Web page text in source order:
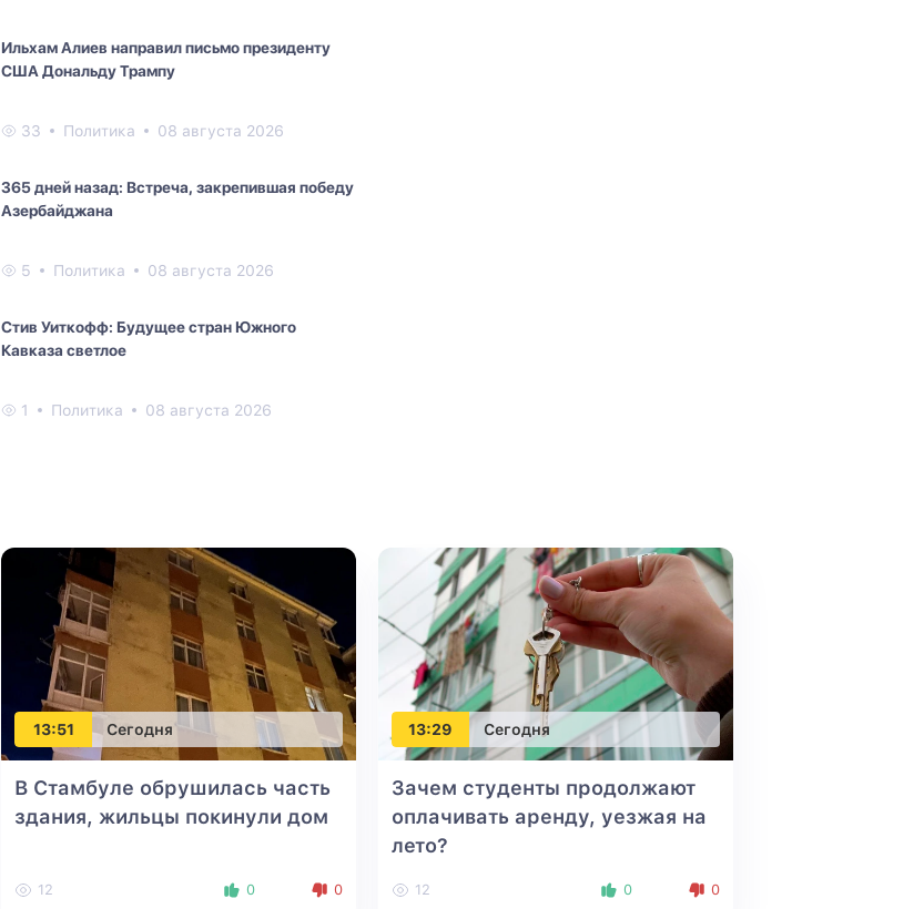
Ильхам Алиев направил письмо президенту
США Дональду Трампу
33 Политика 08 августа 2026
365 дней назад: Встреча, закрепившая победу
Азербайджана
5 Политика 08 августа 2026
Стив Уиткофф: Будущее стран Южного
Кавказа светлое
1 Политика 08 августа 2026
13:51 Сегодня
В Стамбуле обрушилась часть
здания, жильцы покинули дом
12 0 0
13:29 Сегодня
Зачем студенты продолжают
оплачивать аренду, уезжая на
лето?
12 0 0